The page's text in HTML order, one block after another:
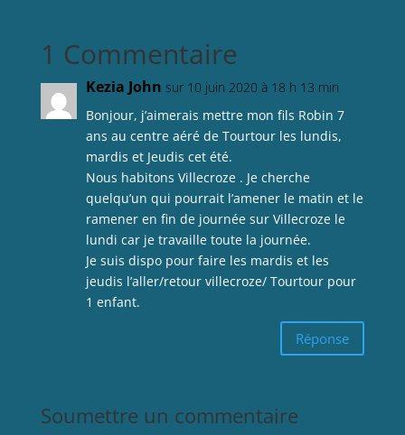
1 Commentaire
Kezia John sur 10 juin 2020 à 18 h 13 min
Bonjour, j’aimerais mettre mon fils Robin 7
ans au centre aéré de Tourtour les lundis,
mardis et Jeudis cet été.
Nous habitons Villecroze . Je cherche
quelqu’un qui pourrait l’amener le matin et le
ramener en fin de journée sur Villecroze le
lundi car je travaille toute la journée.
Je suis dispo pour faire les mardis et les
jeudis l’aller/retour villecroze/ Tourtour pour
1 enfant.
Réponse
Soumettre un commentaire